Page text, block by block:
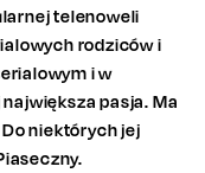
telenoweli
rodziców i
i w
pasja. Ma
niektórych jej